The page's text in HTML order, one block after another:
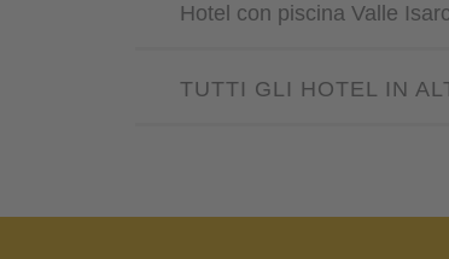
Hotel con piscina Valle
TUTTI GLI HOTEL IN